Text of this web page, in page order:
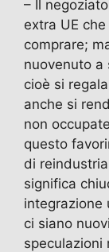
– Il
extra UE
comprare;
nuovenuto a
cioè si
anche si
non
questo
di
significa
integrazione
ci siano
speculazioni